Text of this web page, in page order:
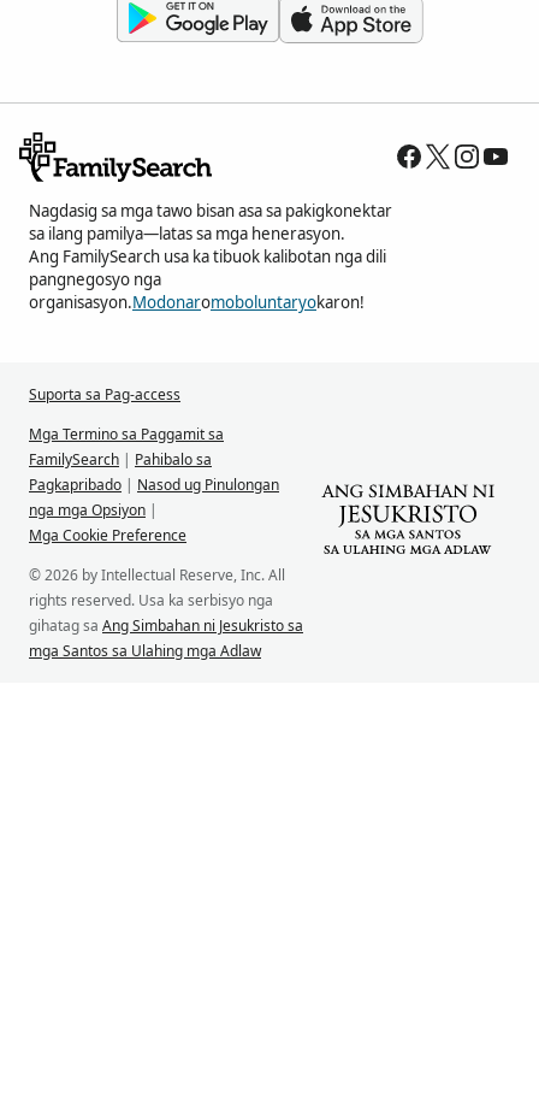
Nagdasig sa mga tawo bisan asa sa pakigkonektar
sa ilang pamilya—latas sa mga henerasyon.
Ang FamilySearch usa ka tibuok kalibotan nga dili
pangnegosyo nga
organisasyon.Modonaromoboluntaryokaron!
Suporta sa Pag-access
Mga Termino sa Paggamit sa
FamilySearch | Pahibalo sa
Pagkapribado | Nasod ug Pinulongan
nga mga Opsiyon |
Mga Cookie Preference
© 2026 by Intellectual Reserve, Inc. All
rights reserved. Usa ka serbisyo nga
gihatag sa Ang Simbahan ni Jesukristo sa
mga Santos sa Ulahing mga Adlaw